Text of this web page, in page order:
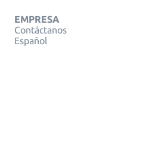
EMPRESA
Contáctanos
Español